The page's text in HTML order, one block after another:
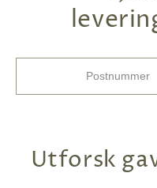
Utforsk